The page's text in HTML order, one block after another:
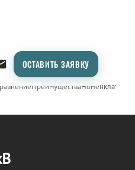
ОСТАВИТЬ ЗАЯВКУ
ПреимуществаНоменклатура